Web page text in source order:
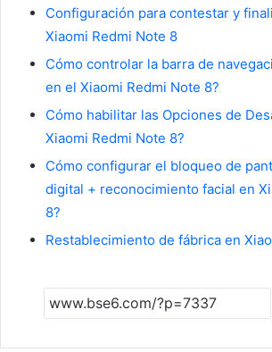
Configuración para contestar y
Xiaomi Redmi Note 8
Cómo controlar la barra de
en el Xiaomi Redmi Note 8?
Cómo habilitar las Opciones de
Xiaomi Redmi Note 8?
Cómo configurar el bloqueo de
digital + reconocimiento facial en
8?
Restablecimiento de fábrica en